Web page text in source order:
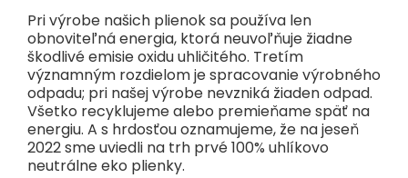
Pri výrobe našich plienok sa používa len
obnoviteľná energia, ktorá neuvoľňuje žiadne
škodlivé emisie oxidu uhličitého. Tretím
významným rozdielom je spracovanie výrobného
odpadu; pri našej výrobe nevzniká žiaden odpad.
Všetko recyklujeme alebo premieňame späť na
energiu. A s hrdosťou oznamujeme, že na jeseň
2022 sme uviedli na trh prvé 100% uhlíkovo
neutrálne eko plienky.